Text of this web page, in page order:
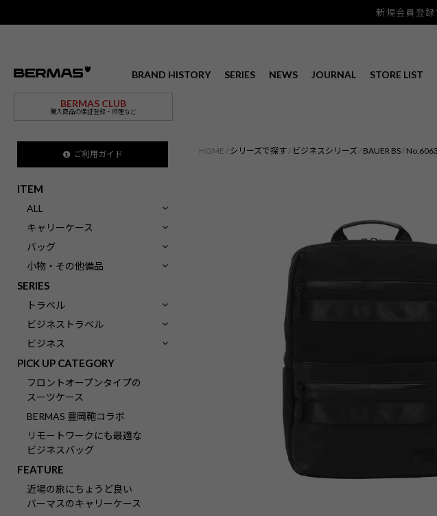
新規会員登
BRAND HISTORY SERIES NEWS JOURNAL STORE LIST
BERMAS CLUB
購入商品の保証登録・修理など
ご利用ガイド
ITEM
ALL
キャリーケース
バッグ
小物・その他備品
SERIES
トラベル
ビジネストラベル
ビジネス
PICK UP CATEGORY
フロントオープンタイプの
スーツケース
BERMAS 豊岡鞄コラボ
リモートワークにも最適な
ビジネスバッグ
FEATURE
近場の旅にちょうど良い
バーマスのキャリーケース
HOME シリーズで探す ビジネスシリーズ BAUER BS